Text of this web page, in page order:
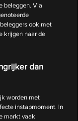
beleggen. Via
ook met
krijgen naar de
dan
worden met
instapmoment. In
markt vaak